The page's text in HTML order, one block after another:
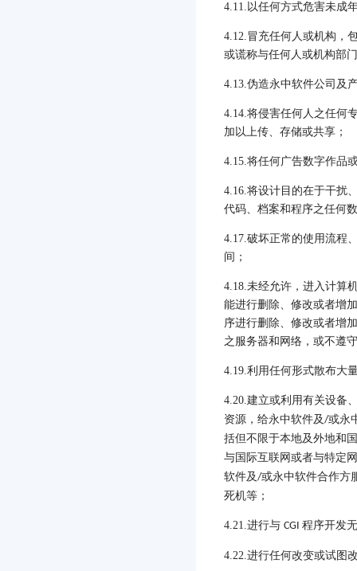
4.11. 以任何方式危害未成
4.12.冒充任何人或机构，
或谎称与任何人或机构部
4.13.伪造永中软件公司及
4.14.将侵害任何人之任何
加以上传、存储或共享；
4.15.将任何广告数字作品
4.16.将设计目的在于干扰
代码、档案和程序之任何
4.17.破坏正常的使用流程
间；
4.18.未经允许，进入计算
能进行删除、修改或者增
序进行删除、修改或者增
之服务器和网络，或不遵
4.19.利用任何形式散布大
4.20.建立或利用有关设备
资源，给永中软件及/或永
括但不限于本地及外地和
与国际互联网或者与特定
软件及/或永中软件合作方
死机等；
4.21.进行与 CGI 程序开发
4.22.进行任何改变或试图